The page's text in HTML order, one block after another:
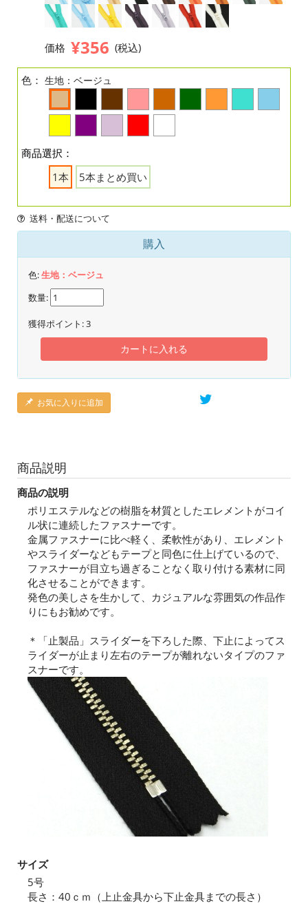
価格 ¥356 (税込)
色： 生地：ベージュ
商品選択：
1本
5本まとめ買い
送料・配送について
購入
色:生地：ベージュ
数量:
獲得ポイント:3
カートに入れる
お気に入りに追加
商品説明
商品の説明
ポリエステルなどの樹脂を材質としたエレメントがコイ
ル状に連続したファスナーです。
金属ファスナーに比べ軽く、柔軟性があり、エレメント
やスライダーなどもテープと同色に仕上げているので、
ファスナーが目立ち過ぎることなく取り付ける素材に同
化させることができます。
発色の美しさを生かして、カジュアルな雰囲気の作品作
りにもお勧めです。
＊「止製品」スライダーを下ろした際、下止によってス
ライダーが止まり左右のテープが離れないタイプのファ
スナーです。
サイズ
5号
長さ：40ｃｍ（上止金具から下止金具までの長さ）